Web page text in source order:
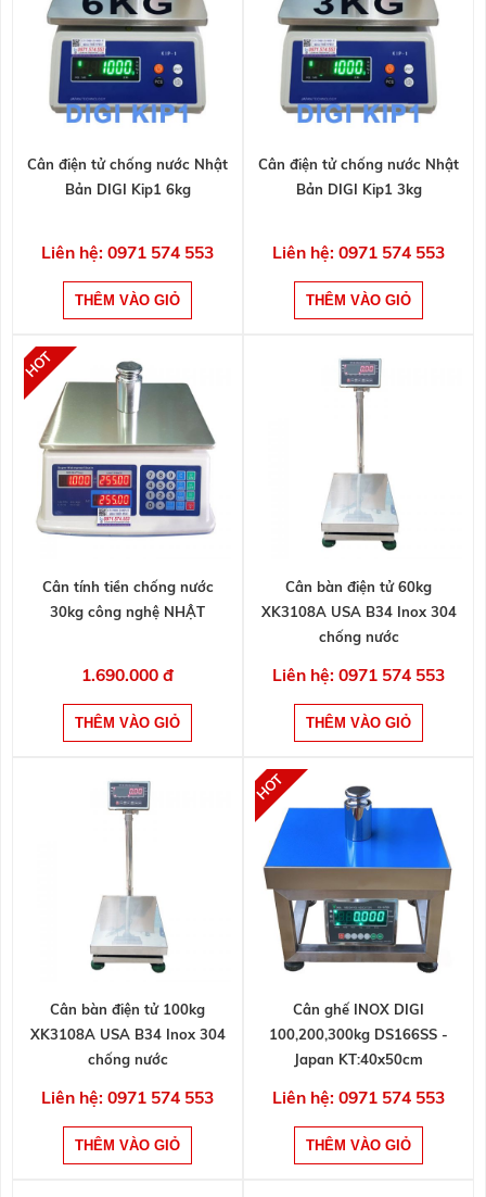
Cân điện tử chống nước Nhật
Bản DIGI Kip1 6kg
Liên hệ: 0971 574 553
Cân điện tử chống nước Nhật
Bản DIGI Kip1 3kg
Liên hệ: 0971 574 553
Cân tính tiền chống nước
30kg công nghệ NHẬT
1.690.000 đ
Cân bàn điện tử 60kg
XK3108A USA B34 Inox 304
chống nước
Liên hệ: 0971 574 553
Cân bàn điện tử 100kg
XK3108A USA B34 Inox 304
chống nước
Liên hệ: 0971 574 553
Cân ghế INOX DIGI
100,200,300kg DS166SS -
Japan KT:40x50cm
Liên hệ: 0971 574 553